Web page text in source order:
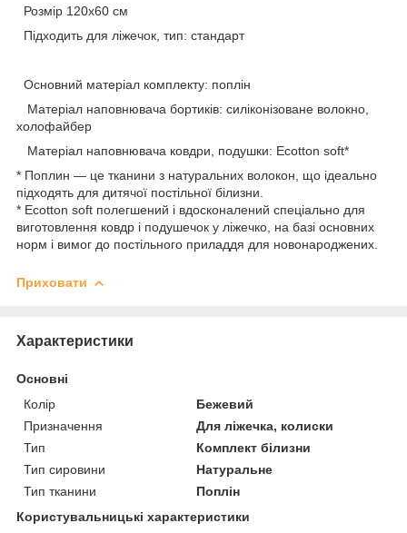
Розмір 120х60 см
Підходить для ліжечок, тип: стандарт
Основний матеріал комплекту: поплін
Матеріал наповнювача бортиків: силіконізоване волокно,
холофайбер
Матеріал наповнювача ковдри, подушки: Ecotton soft*
* Поплин — це тканини з натуральних волокон, що ідеально
підходять для дитячої постільної білизни.
* Ecotton soft полегшений і вдосконалений спеціально для
виготовлення ковдр і подушечок у ліжечко, на базі основних
норм і вимог до постільного приладдя для новонароджених.
Приховати
Характеристики
Основні
Колір
Бежевий
Призначення
Для ліжечка, колиски
Тип
Комплект білизни
Тип сировини
Натуральне
Тип тканини
Поплін
Користувальницькі характеристики